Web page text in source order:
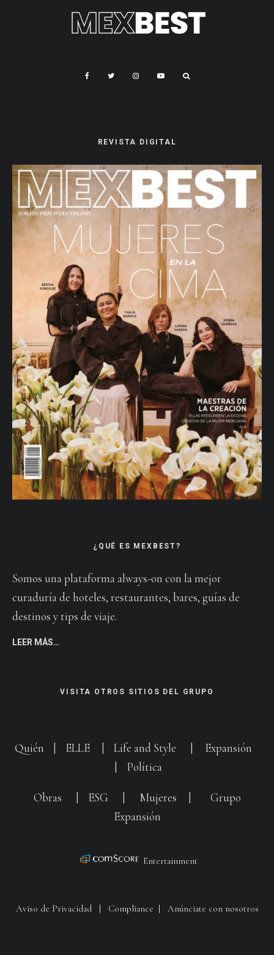
REVISTA DIGITAL
¿QUÉ ES MEXBEST?
Somos una plataforma always-on con la mejor
curaduría de hoteles, restaurantes, bares, guías de
destinos y tips de viaje.
LEER MÁS…
VISITA OTROS SITIOS DEL GRUPO
Quién ELLE Life and Style
Expansión
Política
Obras ESG Mujeres
Grupo
Expansión
Entertainment
Aviso de Privacidad| Compliance Anúnciate con nosotros